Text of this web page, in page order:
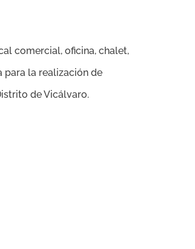
comercial, oficina, chalet,
para la realización de
de Vicálvaro.